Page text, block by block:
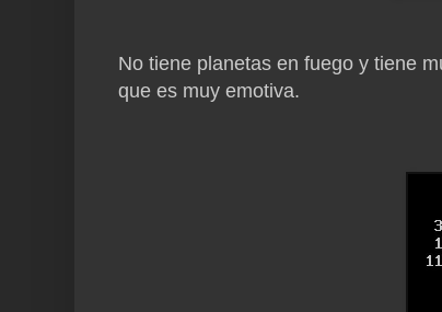
No tiene planetas en fuego y tiene
que es muy emotiva.